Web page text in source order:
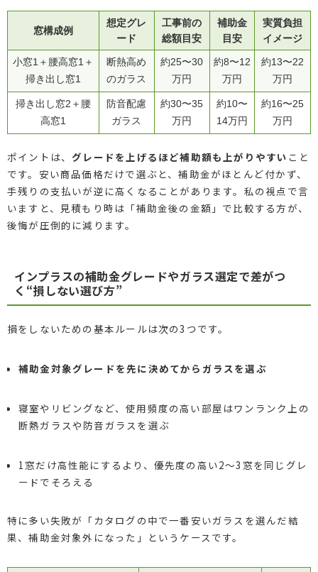
窓構成例
想定グレ
ード
工事前の
総額目安
補助金
目安
実質負担
イメージ
小窓1＋腰高窓1＋
掃き出し窓1
断熱高め
のガラス
約25〜30
万円
約8〜12
万円
約13〜22
万円
掃き出し窓2＋腰
高窓1
防音配慮
ガラス
約30〜35
万円
約10〜
14万円
約16〜25
万円
ポイントは、グレードを上げるほど補助額も上がりやすい こと
です。安い商品価格だけで選ぶと、補助金がほとんど付かず、
手残りの支払いが逆に高くなることがあります。私の視点で言
いますと、見積もり時は「補助金後の金額」で比較する方が、
後悔が圧倒的に減ります。
インプラスの補助金グレードやガラス選定で差がつ
く“損しない選び方”
損をしないための基本ルールは次の3つです。
補助金対象グレードを先に決めてからガラスを選ぶ
寝室やリビングなど、使用頻度の高い部屋はワンランク上の
断熱ガラスや防音ガラスを選ぶ
1窓だけ高性能にするより、優先度の高い2〜3窓を同じグレ
ードでそろえる
特に多い失敗が「カタログの中で一番安いガラスを選んだ結
果、補助金対象外になった」というケースです。